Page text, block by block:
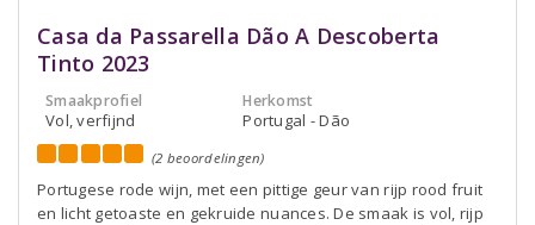
Casa da Passarella Dão A Descoberta
Tinto 2023
Smaakprofiel
Vol, verfijnd
Herkomst
Portugal - Dão
(2 beoordelingen)
Portugese rode wijn, met een pittige geur van rijp rood fruit
en licht getoaste en gekruide nuances. De smaak is vol, rijp